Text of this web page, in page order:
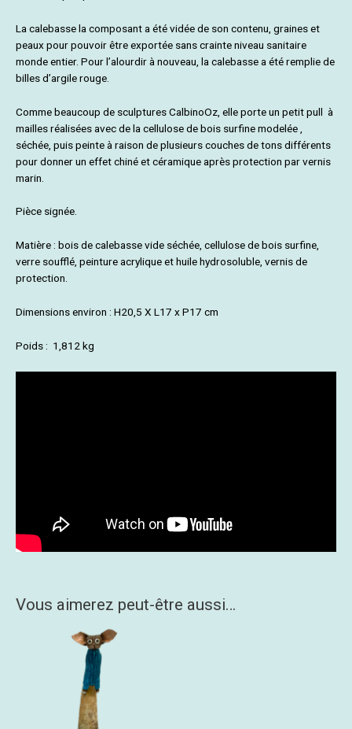
La calebasse la composant a été vidée de son contenu, graines et
peaux pour pouvoir être exportée sans crainte niveau sanitaire
monde entier. Pour l’alourdir à nouveau, la calebasse a été remplie de
billes d’argile rouge.
Comme beaucoup de sculptures CalbinoOz, elle porte un petit pull à
mailles réalisées avec de la cellulose de bois surfine modelée ,
séchée, puis peinte à raison de plusieurs couches de tons différents
pour donner un effet chiné et céramique après protection par vernis
marin.
Pièce signée.
Matière : bois de calebasse vide séchée, cellulose de bois surfine,
verre soufflé, peinture acrylique et huile hydrosoluble, vernis de
protection.
Dimensions environ : H20,5 X L17 x P17 cm
Poids : 1,812 kg
Vous aimerez peut-être aussi…